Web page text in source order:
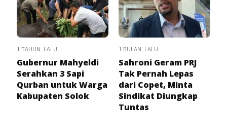
1 TAHUN LALU
Gubernur Mahyeldi
Serahkan 3 Sapi
Qurban untuk Warga
Kabupaten Solok
1 BULAN LALU
Sahroni Geram PRJ
Tak Pernah Lepas
dari Copet, Minta
Sindikat Diungkap
Tuntas